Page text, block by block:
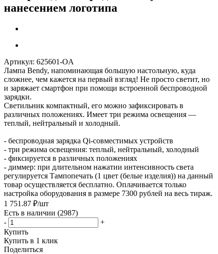
нанесением логотипа
Артикул: 625601-OA
Лампа Bendy, напоминающая большую настольную, куда
сложнее, чем кажется на первый взгляд! Не просто светит, но
и заряжает смартфон при помощи встроенной беспроводной
зарядки.
Светильник компактный, его можно зафиксировать в
различных положениях. Имеет три режима освещения —
теплый, нейтральный и холодный.
- беспроводная зарядка Qi-совместимых устройств
- три режима освещения: теплый, нейтральный, холодный
- фиксируется в различных положениях
- диммер: при длительном нажатии интенсивность света
регулируется Тампопечать (1 цвет (белые изделия)) на данный
товар осуществляется бесплатно. Оплачивается только
настройка оборудования в размере 7300 рублей на весь тираж.
1 751.87 ₽/шт
Есть в наличии (2987)
-
+
Купить
Купить в 1 клик
Поделиться